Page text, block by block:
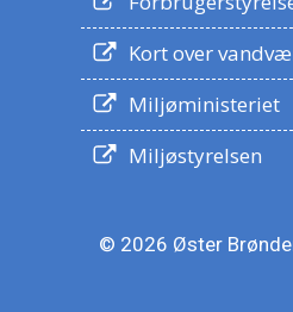
Kort over
Miljøministeriet
Miljøstyrelsen
© 2026 Øster